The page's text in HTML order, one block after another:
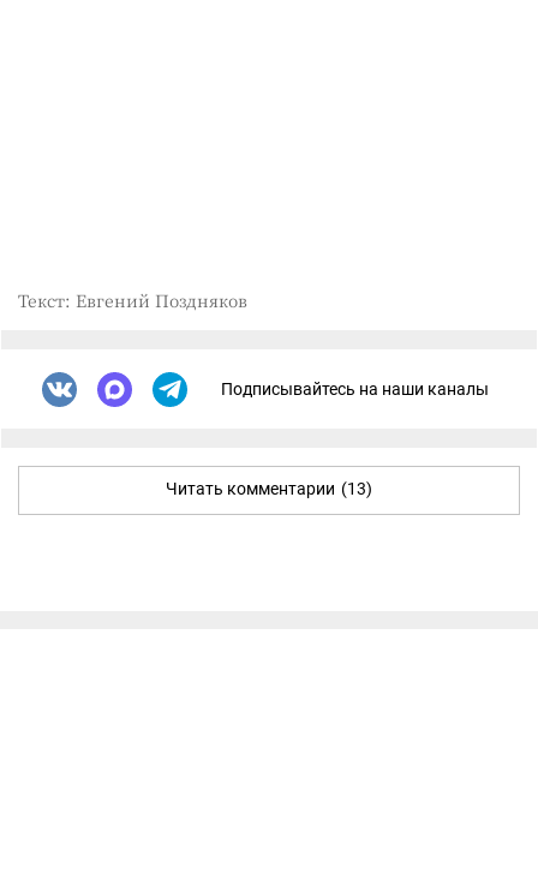
Текст: Евгений Поздняков
Подписывайтесь на наши каналы
Читать комментарии (13)